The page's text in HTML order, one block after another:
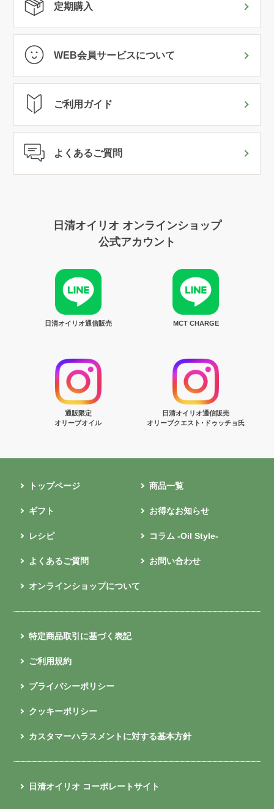
定期購入
WEB会員サービスについて
ご利用ガイド
よくあるご質問
日清オイリオ オンラインショップ
公式アカウント
日清オイリオ通信販売 MCT CHARGE
通販限定
オリーブオイル
日清オイリオ通信販売
オリーブクエスト･ドゥッチョ氏
トップページ 商品一覧
ギフト お得なお知らせ
レシピ コラム -Oil Style-
よくあるご質問 お問い合わせ
オンラインショップについて
特定商品取引に基づく表記
ご利用規約
プライバシーポリシー
クッキーポリシー
カスタマーハラスメントに対する基本方針
日清オイリオ コーポレートサイト